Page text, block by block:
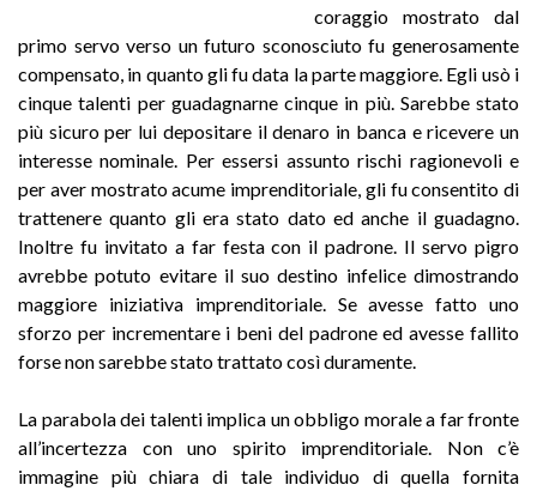
coraggio mostrato dal
primo servo verso un futuro sconosciuto fu generosamente
compensato, in quanto gli fu data la parte maggiore. Egli usò i
cinque talenti per guadagnarne cinque in più. Sarebbe stato
più sicuro per lui depositare il denaro in banca e ricevere un
interesse nominale. Per essersi assunto rischi ragionevoli e
per aver mostrato acume imprenditoriale, gli fu consentito di
trattenere quanto gli era stato dato ed anche il guadagno.
Inoltre fu invitato a far festa con il padrone. Il servo pigro
avrebbe potuto evitare il suo destino infelice dimostrando
maggiore iniziativa imprenditoriale. Se avesse fatto uno
sforzo per incrementare i beni del padrone ed avesse fallito
forse non sarebbe stato trattato così duramente.
La parabola dei talenti implica un obbligo morale a far fronte
all’incertezza con uno spirito imprenditoriale. Non c’è
immagine più chiara di tale individuo di quella fornita